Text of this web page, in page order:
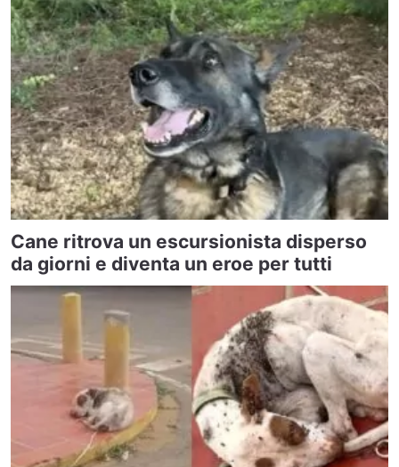
Cane ritrova un escursionista disperso
da giorni e diventa un eroe per tutti